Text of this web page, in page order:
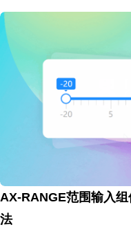
AX-RANGE范围输入
法